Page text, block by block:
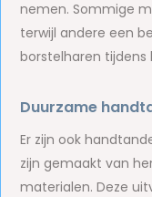
nemen. Sommige
terwijl andere een
borstelharen
Duurzame
Er zijn ook
zijn gemaakt van
materialen. Deze